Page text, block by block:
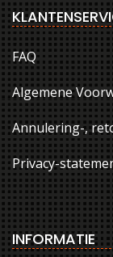
FAQ
Algemene
Annulering-,
Privacy-
INFORMATIE